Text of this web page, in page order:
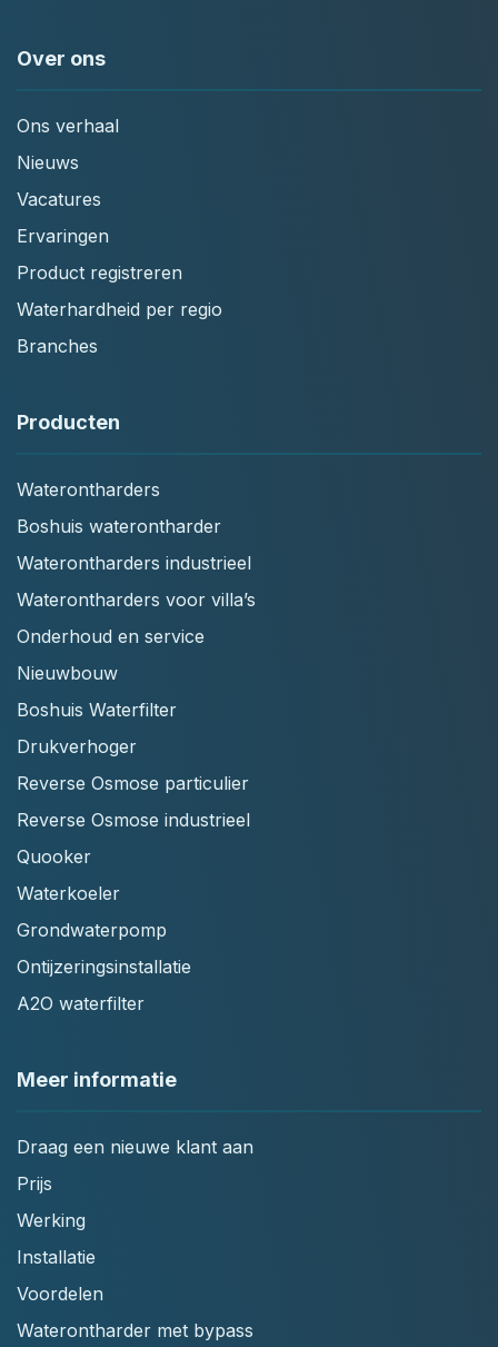
Over ons
Ons verhaal
Nieuws
Vacatures
Ervaringen
Product registreren
Waterhardheid per regio
Branches
Producten
Waterontharders
Boshuis waterontharder
Waterontharders industrieel
Waterontharders voor villa’s
Onderhoud en service
Nieuwbouw
Boshuis Waterfilter
Drukverhoger
Reverse Osmose particulier
Reverse Osmose industrieel
Quooker
Waterkoeler
Grondwaterpomp
Ontijzeringsinstallatie
A2O waterfilter
Meer informatie
Draag een nieuwe klant aan
Prijs
Werking
Installatie
Voordelen
Waterontharder met bypass